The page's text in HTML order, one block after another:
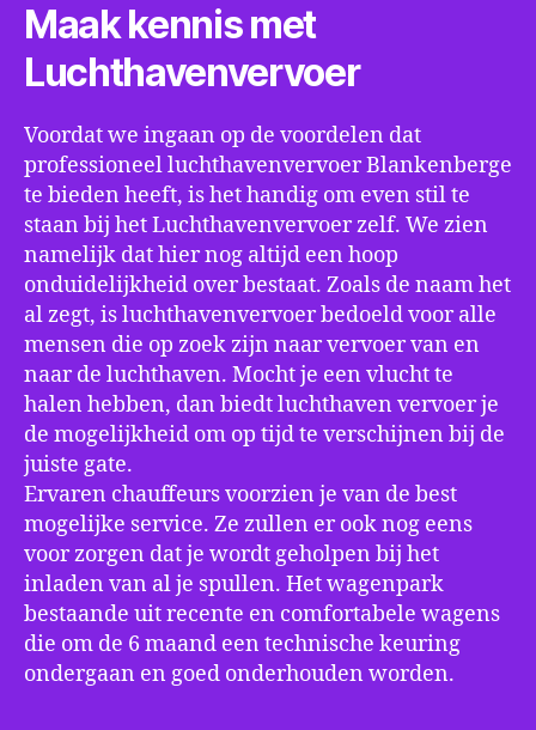
Maak kennis met
Luchthavenvervoer
Voordat we ingaan op de voordelen dat
professioneel luchthavenvervoer Blankenberge
te bieden heeft, is het handig om even stil te
staan bij het Luchthavenvervoer zelf. We zien
namelijk dat hier nog altijd een hoop
onduidelijkheid over bestaat. Zoals de naam het
al zegt, is luchthavenvervoer bedoeld voor alle
mensen die op zoek zijn naar vervoer van en
naar de luchthaven. Mocht je een vlucht te
halen hebben, dan biedt luchthaven vervoer je
de mogelijkheid om op tijd te verschijnen bij de
juiste gate.
Ervaren chauffeurs voorzien je van de best
mogelijke service. Ze zullen er ook nog eens
voor zorgen dat je wordt geholpen bij het
inladen van al je spullen. Het wagenpark
bestaande uit recente en comfortabele wagens
die om de 6 maand een technische keuring
ondergaan en goed onderhouden worden.